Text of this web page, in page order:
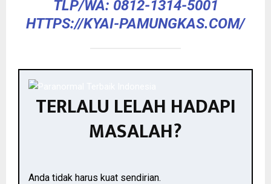
TLP/WA: 0812-1314-5001
HTTPS://KYAI-PAMUNGKAS.COM/
TERLALU LELAH HADAPI
MASALAH?
Anda tidak harus kuat sendirian.